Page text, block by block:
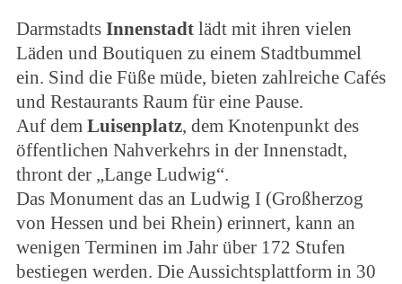
Darmstadts Innenstadtlädt mit ihren vielen
Läden und Boutiquen zu einem Stadtbummel
ein. Sind die Füße müde, bieten zahlreiche Cafés
und Restaurants Raum für eine Pause.
Auf dem Luisenplatz, dem Knotenpunkt des
öffentlichen Nahverkehrs in der Innenstadt,
thront der „Lange Ludwig“.
Das Monument das an Ludwig I (Großherzog
von Hessen und bei Rhein) erinnert, kann an
wenigen Terminen im Jahr über 172 Stufen
bestiegen werden. Die Aussichtsplattform in 30